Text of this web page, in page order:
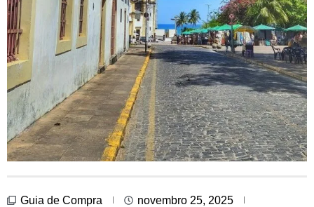
Guia de Compra
novembro 25, 2025